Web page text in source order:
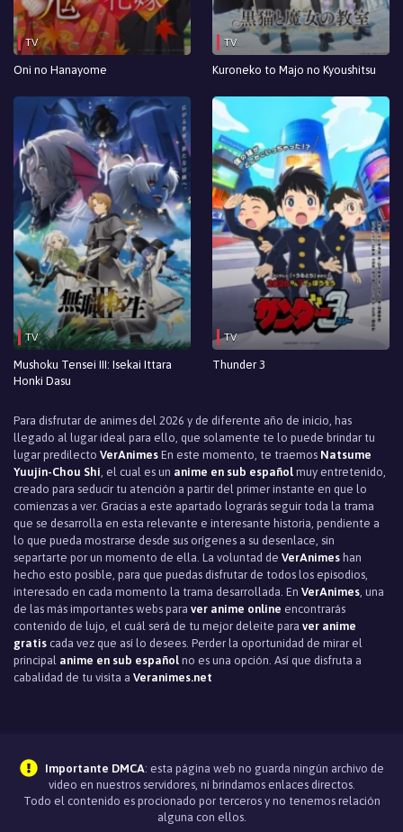
TV
Oni no Hanayome
TV
Kuroneko to Majo no Kyoushitsu
TV
Mushoku Tensei III: Isekai Ittara
Honki Dasu
TV
Thunder 3
Para disfrutar de animes del 2026 y de diferente año de inicio, has
llegado al lugar ideal para ello, que solamente te lo puede brindar tu
lugar predilecto VerAnimes En este momento, te traemos Natsume
Yuujin-Chou Shi , el cual es un anime en sub español muy entretenido,
creado para seducir tu atención a partir del primer instante en que lo
comienzas a ver. Gracias a este apartado lograrás seguir toda la trama
que se desarrolla en esta relevante e interesante historia, pendiente a
lo que pueda mostrarse desde sus orígenes a su desenlace, sin
separtarte por un momento de ella. La voluntad de VerAnimes han
hecho esto posible, para que puedas disfrutar de todos los episodios,
interesado en cada momento la trama desarrollada. En VerAnimes , una
de las más importantes webs para ver anime online encontrarás
contenido de lujo, el cuál será de tu mejor deleite para ver anime
gratis cada vez que así lo desees. Perder la oportunidad de mirar el
principal anime en sub español no es una opción. Así que disfruta a
cabalidad de tu visita a Veranimes.net
Importante DMCA: esta página web no guarda ningún archivo de
video en nuestros servidores, ni brindamos enlaces directos.
Todo el contenido es procionado por terceros y no tenemos relación
alguna con ellos.